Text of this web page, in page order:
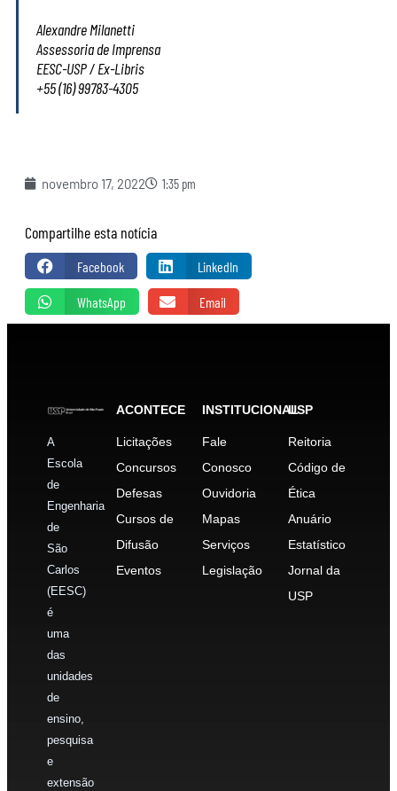
Alexandre Milanetti
Assessoria de Imprensa
EESC-USP / Ex-Libris
+55 (16) 99783-4305
novembro 17, 2022 1:35 pm
Compartilhe esta notícia
Facebook LinkedIn
WhatsApp Email
A
Escola
de
Engenharia
de
São
Carlos
(EESC)
é
uma
das
unidades
de
ensino,
pesquisa
e
extensão
ACONTECE
Licitações
Concursos
Defesas
Cursos de
Difusão
Eventos
INSTITUCIONAL
Fale
Conosco
Ouvidoria
Mapas
Serviços
Legislação
USP
Reitoria
Código de
Ética
Anuário
Estatístico
Jornal da
USP